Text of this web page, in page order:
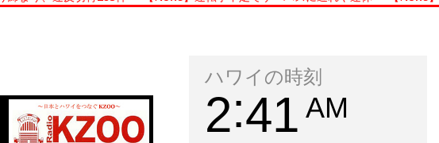
ハワイの時刻
2 41 AM